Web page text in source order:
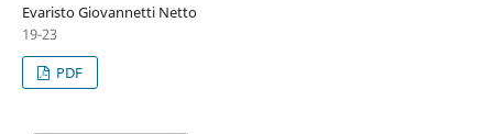
Evaristo Giovannetti Netto
19-23
PDF